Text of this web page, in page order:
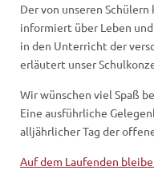
Der von unseren
informiert über Leben
in den Unterricht der
erläutert unser
Wir wünschen viel Spaß
Eine ausführliche
alljährlicher Tag der
Auf dem Laufenden